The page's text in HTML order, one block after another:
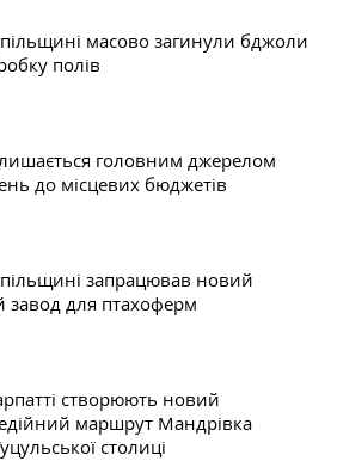
масово загинули бджоли
полів
головним джерелом
до місцевих бюджетів
запрацював новий
завод для птахоферм
створюють новий
маршрут Мандрівка
столиці